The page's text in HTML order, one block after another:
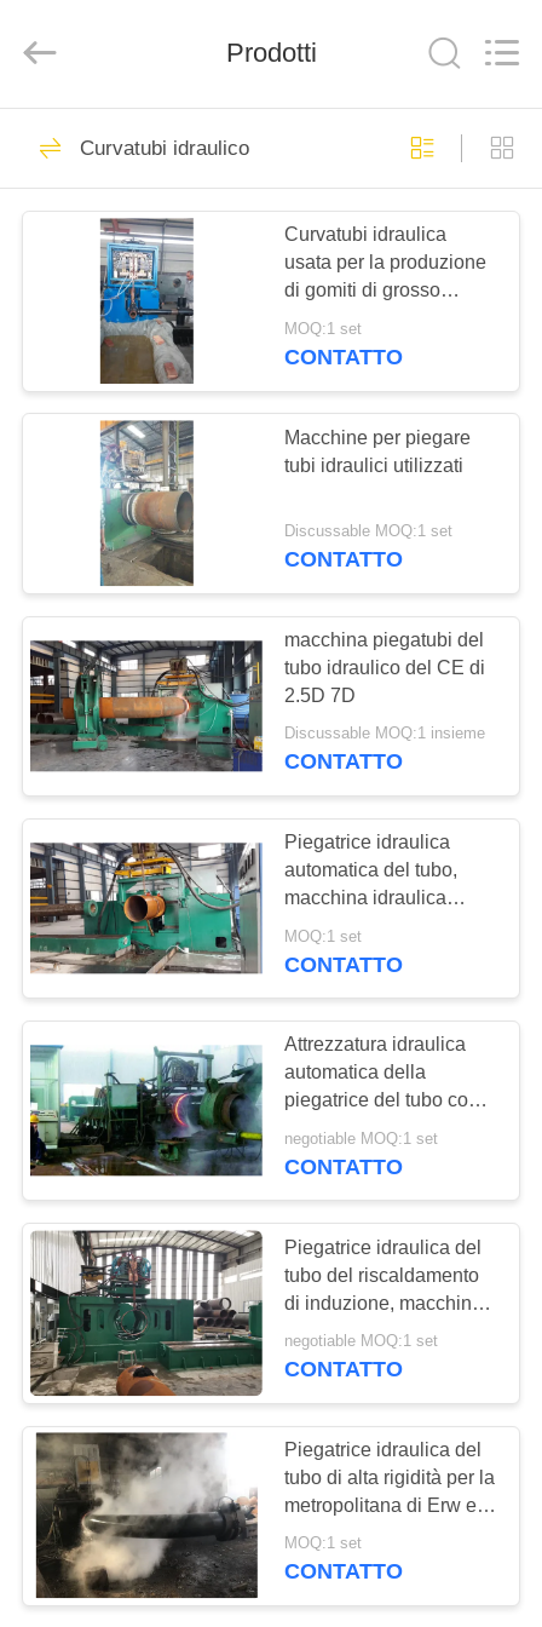
CASA
PRODOTTI
MOSTRA
CIRCA
DELLA
FABBRICA
CONTROLLO
DI
QUALITÀ
CONTATTICI
NOTIZIE
RICHIEDA
UNA
CITAZIONE
MAPPA
DEL
SITO
PRIVACY
POLICY
Rights
by
Macchina di
formazione calda
del gomito
Gomito macchina di
stampaggio a freddo
52
Tee formando
Machine
44
senza soluzione di
continuità
Raccorderia
767
Macchina di
smussatura
dell'accessorio per
tubi
Granigliatrice
21
Prodotti
Curvatubi idraulico
Curvatubi idraulica
usata per la produzione
di gomiti di grosso
diametro
MOQ:1 set
CONTATTO
Macchine per piegare
tubi idraulici utilizzati
Discussable MOQ:1 set
CONTATTO
macchina piegatubi del
tubo idraulico del CE di
2.5D 7D
Discussable MOQ:1 insieme
CONTATTO
Piegatrice idraulica
automatica del tubo,
macchina idraulica
verde della piegatrice
del tubo d'acciaio
MOQ:1 set
CONTATTO
Attrezzatura idraulica
automatica della
piegatrice del tubo con
alta produttività
lavorativa
negotiable MOQ:1 set
CONTATTO
Piegatrice idraulica del
tubo del riscaldamento
di induzione, macchina
piegatubi della
metropolitana idraulica
negotiable MOQ:1 set
CONTATTO
Piegatrice idraulica del
tubo di alta rigidità per la
metropolitana di Erw e
senza cuciture 5D del
acciaio al carbonio
MOQ:1 set
CONTATTO